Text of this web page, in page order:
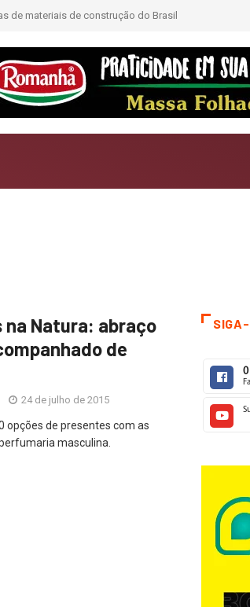
de materiais de construção do Brasil
na Natura: abraço
de
24 de julho de 2015
opções de presentes com as
masculina.
0